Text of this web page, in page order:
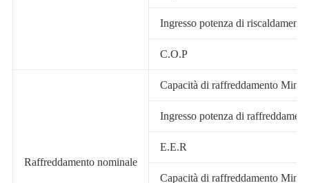
Ingresso potenza di
C.O.P
Raffreddamento nominale
Capacità di raffreddamento Min./
Ingresso potenza di
E.E.R
Capacità di raffreddamento Min./